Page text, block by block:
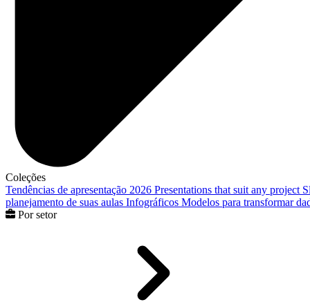
Coleções
Tendências de apresentação 2026 Presentations that suit any project
planejamento de suas aulas Infográficos Modelos para transformar
Por setor